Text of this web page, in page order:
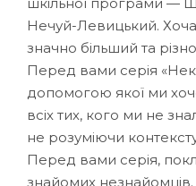
Нечуй-Левицький.
значно більший та
Перед вами серія
допомогою якої ми
всіх тих, кого ми не
не розуміючи
Перед вами серія,
знайомих незнайомців.